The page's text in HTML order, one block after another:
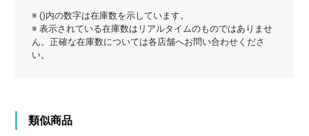
※ ()内の数字は在庫数を示しています。
※ 表示されている在庫数はリアルタイムのものではありませ
ん。正確な在庫数については各店舗へお問い合わせくださ
い。
類似商品